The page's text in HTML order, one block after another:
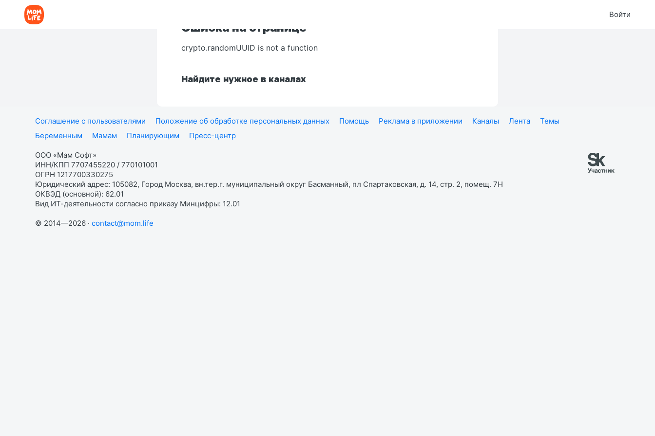
Войти
Ошибка на странице
crypto.randomUUID is not a function
Найдите нужное в каналах
Соглашение с пользователями Положение об обработке персональных данных Помощь Реклама в приложении Каналы Лента
Темы
Беременным
Мамам Планирующим Пресс-центр
ООО «Мам Софт»
ИНН/КПП 7707455220 / 770101001
ОГРН 1217700330275
Юридический адрес: 105082, Город Москва, вн.тер.г. муниципальный округ Басманный, пл Спартаковская, д. 14, стр. 2, помещ. 7Н
ОКВЭД (основной): 62.01
Вид ИТ-деятельности согласно приказу Минцифры: 12.01
© 2014—2026 · contact@mom.life